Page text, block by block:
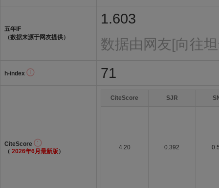
五年IF
（数据来源于网友提供）
1.603
数据由网友[向往
h-index 71
CiteScore
（ 2026年6月最新版 ）
CiteScore SJR
4.20 0.392